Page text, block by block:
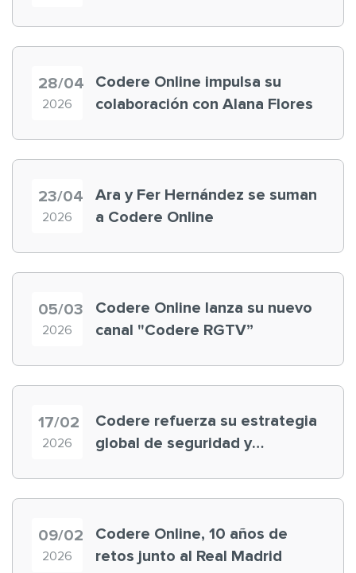
28/04
2026
Codere Online impulsa su
colaboración con Alana Flores
23/04
2026
Ara y Fer Hernández se suman
a Codere Online
05/03
2026
Codere Online lanza su nuevo
canal "Codere RGTV”
17/02
2026
Codere refuerza su estrategia
global de seguridad y
09/02
2026
Codere Online, 10 años de
retos junto al Real Madrid